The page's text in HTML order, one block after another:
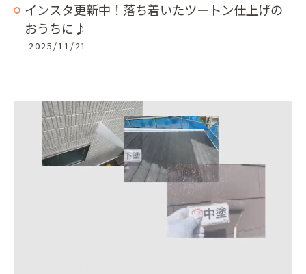
インスタ更新中！落ち着いたツートン仕上げの
おうちに♪
2025/11/21